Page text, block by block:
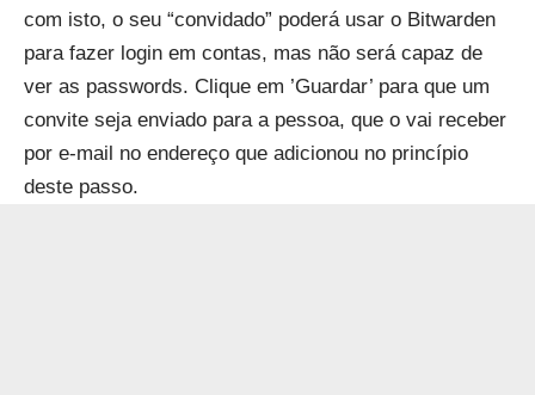
com isto, o seu “convidado” poderá usar o Bitwarden
para fazer login em contas, mas não será capaz de
ver as passwords. Clique em ’Guardar’ para que um
convite seja enviado para a pessoa, que o vai receber
por e-mail no endereço que adicionou no princípio
deste passo.